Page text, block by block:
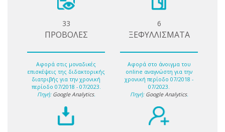
33
ΠΡΟΒΟΛΕΣ
Αφορά στις μοναδικές
επισκέψεις της διδακτορικής
διατριβής για την χρονική
περίοδο 07/2018 - 07/2023.
Πηγή: Google Analytics.
6
ΞΕΦΥΛΛΙΣΜΑΤΑ
Αφορά στο άνοιγμα του
online αναγνώστη για την
χρονική περίοδο 07/2018 -
07/2023.
Πηγή: Google Analytics.